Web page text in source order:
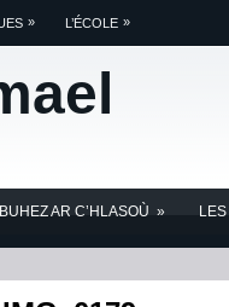
» L’ÉCOLE »
AR C’HLASOÙ »